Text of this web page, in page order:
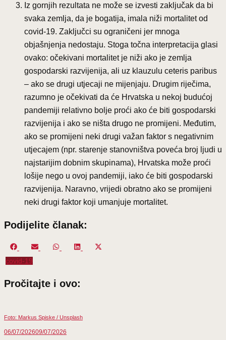
Iz gornjih rezultata ne može se izvesti zaključak da bi
svaka zemlja, da je bogatija, imala niži mortalitet od
covid-19. Zaključci su ograničeni jer mnoga
objašnjenja nedostaju. Stoga točna interpretacija glasi
ovako: očekivani mortalitet je niži ako je zemlja
gospodarski razvijenija, ali uz klauzulu ceteris paribus
– ako se drugi utjecaji ne mijenjaju. Drugim riječima,
razumno je očekivati da će Hrvatska u nekoj budućoj
pandemiji relativno bolje proći ako će biti gospodarski
razvijenija i ako se ništa drugo ne promijeni. Međutim,
ako se promijeni neki drugi važan faktor s negativnim
utjecajem (npr. starenje stanovništva poveća broj ljudi u
najstarijim dobnim skupinama), Hrvatska može proći
lošije nego u ovoj pandemiji, iako će biti gospodarski
razvijenija. Naravno, vrijedi obratno ako se promijeni
neki drugi faktor koji umanjuje mortalitet.
Podijelite članak:
Share
on
Share
Share
Share
covid-19
Pročitajte i ovo:
Foto: Markus Spiske / Unsplash
06/07/202609/07/2026